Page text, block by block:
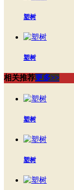
塑树
塑树
相关推荐更多>>
塑树
塑树